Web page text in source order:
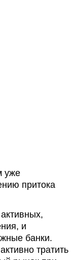
уже
притока
и
банки.
тратить